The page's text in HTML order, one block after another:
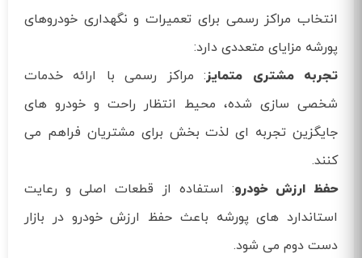
انتخاب مراکز رسمی برای تعمیرات و نگهداری خودروهای
پورشه مزایای متعددی دارد:
تجربه مشتری متمایز: مراکز رسمی با ارائه خدمات
شخصی‌ سازی‌ شده، محیط انتظار راحت و خودرو های
جایگزین تجربه‌ ای لذت‌ بخش برای مشتریان فراهم می‌
کنند.
حفظ ارزش خودرو: استفاده از قطعات اصلی و رعایت
استاندارد های پورشه باعث حفظ ارزش خودرو در بازار
دست دوم می‌ شود.